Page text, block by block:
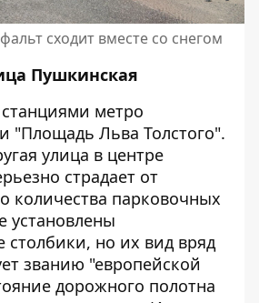
сходит вместе со снегом
Пушкинская
метро
"Площадь Льва Толстого".
улица в центре
страдает от
количества парковочных
установлены
столбики, но их вид вряд
званию "европейской
дорожного полотна